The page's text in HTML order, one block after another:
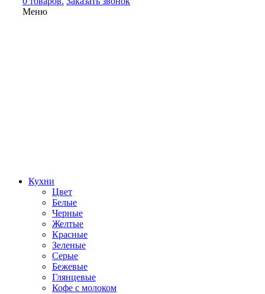
Меню
Кухни
Цвет
Белые
Черные
Желтые
Красные
Зеленые
Серые
Бежевые
Глянцевые
Кофе с молоком